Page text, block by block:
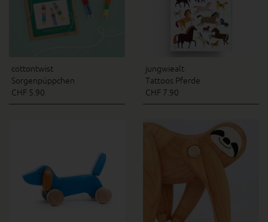
cottontwist
Sorgenpüppchen
CHF 5.90
jungwiealt
Tattoos Pferde
CHF 7.90